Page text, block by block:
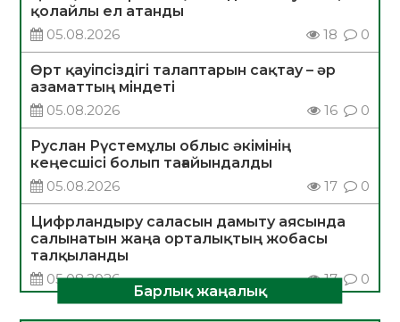
қолайлы ел атанды
05.08.2026
18 0
Өрт қауіпсіздігі талаптарын сақтау – әр
азаматтың міндеті
05.08.2026
16 0
Руслан Рүстемұлы облыс әкімінің
кеңесшісі болып тағайындалды
05.08.2026
17 0
Цифрландыру саласын дамыту аясында
салынатын жаңа орталықтың жобасы
талқыланды
05.08.2026
17 0
Барлық жаңалық